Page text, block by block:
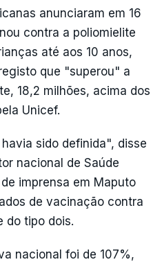
anunciaram em 16
contra a poliomielite
até aos 10 anos,
que "superou" a
18,2 milhões, acima dos
Unicef.
sido definida", disse
nacional de Saúde
imprensa em Maputo
de vacinação contra
do tipo dois.
nacional foi de 107%,